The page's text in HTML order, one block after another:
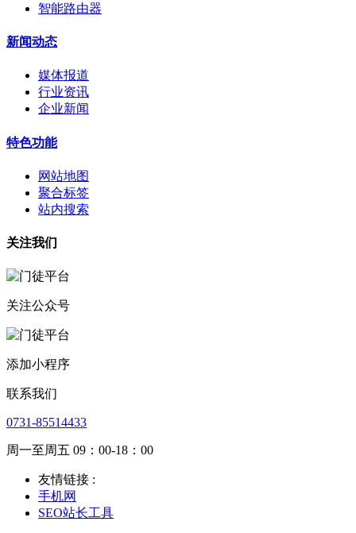
智能路由器
新闻动态
媒体报道
行业资讯
企业新闻
特色功能
网站地图
聚合标签
站内搜索
关注我们
关注公众号
添加小程序
联系我们
0731-85514433
周一至周五 09：00-18：00
友情链接 :
手机网
SEO站长工具